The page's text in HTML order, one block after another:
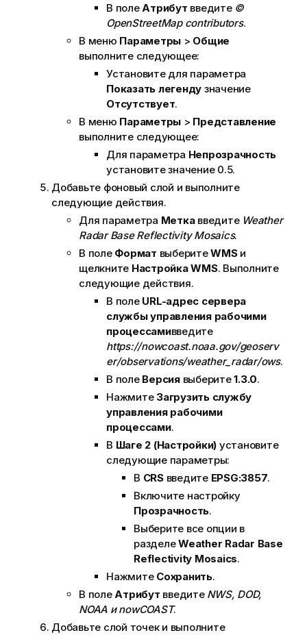
В полеАтрибут введите ©
OpenStreetMap contributors.
В меню Параметры > Общие
выполните следующее:
Установите для параметра
Показать легенду значение
Отсутствует.
В меню Параметры > Представление
выполните следующее:
Для параметра Непрозрачность
установите значение 0.5.
Добавьте фоновый слой и выполните
следующие действия.
Для параметра Меткавведите Weather
Radar Base Reflectivity Mosaics.
В поле Формат выберитеWMSи
щелкните Настройка WMS. Выполните
следующие действия.
В поле URL-адрес сервера
службы управления рабочими
процессамивведите
https://nowcoast.noaa.gov/geoserv
er/observations/weather_radar/ows.
В поле Версиявыберите1.3.0.
Нажмите Загрузить службу
управления рабочими
процессами.
В Шаге 2 (Настройки) установите
следующие параметры:
В CRSвведите EPSG:3857.
Включите настройку
Прозрачность.
Выберите все опции в
разделеWeather Radar Base
Reflectivity Mosaics.
Нажмите Сохранить.
В полеАтрибут введите NWS, DOD,
NOAA и nowCOAST.
Добавьте слой точек и выполните